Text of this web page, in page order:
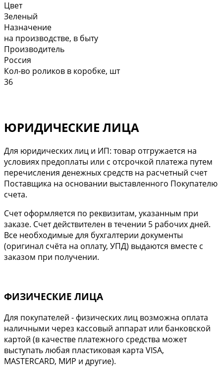
Цвет
Зеленый
Назначение
на производстве, в быту
Производитель
Россия
Кол-во роликов в коробке, шт
36
ЮРИДИЧЕСКИЕ ЛИЦА
Для юридических лиц и ИП: товар отгружается на
условиях предоплаты или с отсрочкой платежа путем
перечисления денежных средств на расчетный счет
Поставщика на основании выставленного Покупателю
счета.
Cчет оформляется по реквизитам, указанным при
заказе. Счет действителен в течении 5 рабочих дней.
Все необходимые для бухгалтерии документы
(оригинал счёта на оплату, УПД) выдаются вместе с
заказом при получении.
ФИЗИЧЕСКИЕ ЛИЦА
Для покупателей - физических лиц возможна оплата
наличными через кассовый аппарат или банковской
картой (в качестве платежного средства может
выступать любая пластиковая карта VISA,
MASTERCARD, МИР и другие).